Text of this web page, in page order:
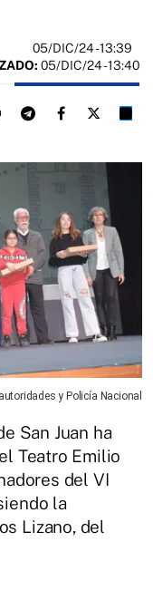
05/DIC/24- 13:39
05/DIC/24 - 13:40
y Policía Nacional
San Juan ha
Teatro Emilio
del VI
la
Lizano, del